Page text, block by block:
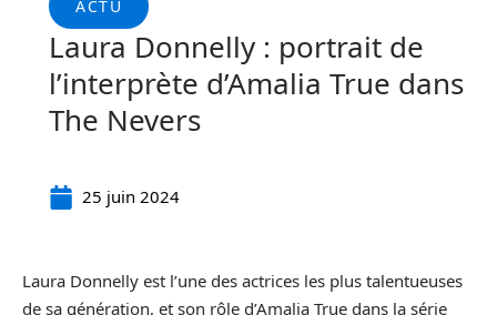
ACTU
Laura Donnelly : portrait de
l’interprète d’Amalia True dans
The Nevers
25 juin 2024
Laura Donnelly est l’une des actrices les plus talentueuses
de sa génération, et son rôle d’Amalia True dans la série